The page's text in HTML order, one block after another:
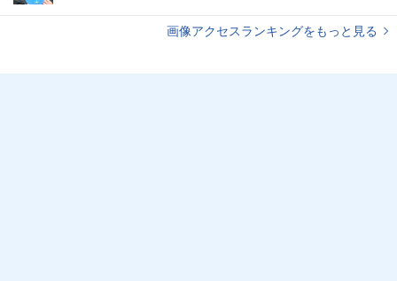
画像アクセスランキングをもっと見る